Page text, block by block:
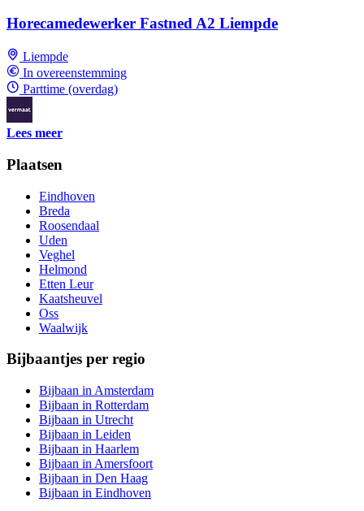
Horecamedewerker Fastned A2 Liempde
Liempde
In overeenstemming
Parttime (overdag)
Lees meer
Plaatsen
Eindhoven
Breda
Roosendaal
Uden
Veghel
Helmond
Etten Leur
Kaatsheuvel
Oss
Waalwijk
Bijbaantjes per regio
Bijbaan in Amsterdam
Bijbaan in Rotterdam
Bijbaan in Utrecht
Bijbaan in Leiden
Bijbaan in Haarlem
Bijbaan in Amersfoort
Bijbaan in Den Haag
Bijbaan in Eindhoven